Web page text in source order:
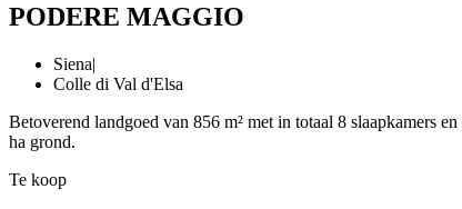
PODERE MAGGIO
Siena|
Colle di Val d'Elsa
Betoverend landgoed van 856 m² met in totaal 8 slaapkamers
ha grond.
Te koop